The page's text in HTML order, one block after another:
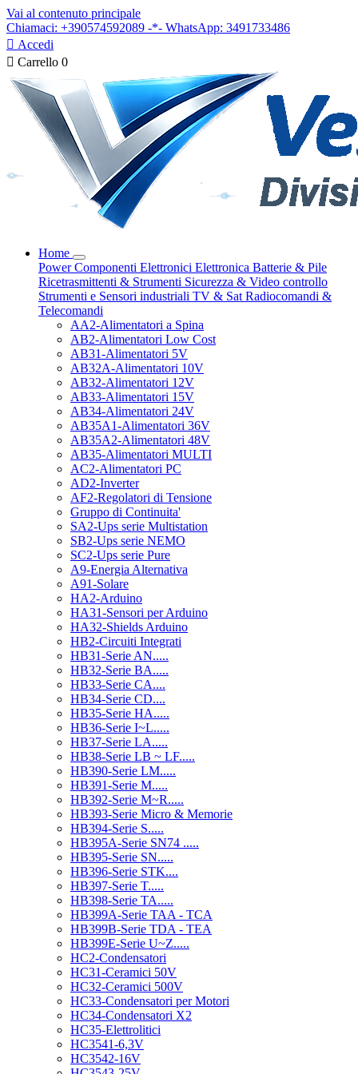
Vai al contenuto principale
Chiamaci: +390574592089 -*- WhatsApp: 3491733486
 Accedi
 Carrello 0
Home
PowerComponenti Elettronici Elettronica Batterie & Pile
Ricetrasmittenti & Strumenti Sicurezza & Video controllo
Strumenti e Sensori industriali TV & Sat Radiocomandi &
Telecomandi
AA2-Alimentatori a Spina
AB2-Alimentatori Low Cost
AB31-Alimentatori 5V
AB32A-Alimentatori 10V
AB32-Alimentatori 12V
AB33-Alimentatori 15V
AB34-Alimentatori 24V
AB35A1-Alimentatori 36V
AB35A2-Alimentatori 48V
AB35-Alimentatori MULTI
AC2-Alimentatori PC
AD2-Inverter
AF2-Regolatori di Tensione
Gruppo di Continuita'
SA2-Ups serie Multistation
SB2-Ups serie NEMO
SC2-Ups serie Pure
A9-Energia Alternativa
A91-Solare
HA2-Arduino
HA31-Sensori per Arduino
HA32-Shields Arduino
HB2-Circuiti Integrati
HB31-Serie AN.....
HB32-Serie BA.....
HB33-Serie CA....
HB34-Serie CD....
HB35-Serie HA.....
HB36-Serie I~L.....
HB37-Serie LA.....
HB38-Serie LB ~ LF.....
HB390-Serie LM.....
HB391-Serie M.....
HB392-Serie M~R.....
HB393-Serie Micro & Memorie
HB394-Serie S.....
HB395A-Serie SN74 .....
HB395-Serie SN.....
HB396-Serie STK....
HB397-Serie T.....
HB398-Serie TA.....
HB399A-Serie TAA - TCA
HB399B-Serie TDA - TEA
HB399E-Serie U~Z.....
HC2-Condensatori
HC31-Ceramici 50V
HC32-Ceramici 500V
HC33-Condensatori per Motori
HC34-Condensatori X2
HC35-Elettrolitici
HC3541-6,3V
HC3542-16V